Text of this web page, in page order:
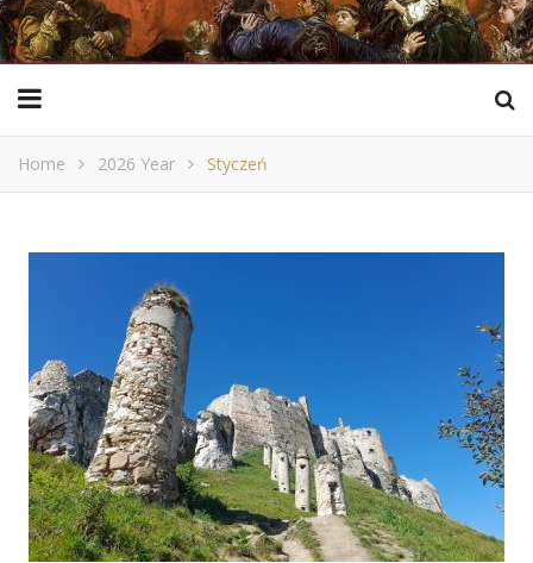
Home 2026 Year Styczeń